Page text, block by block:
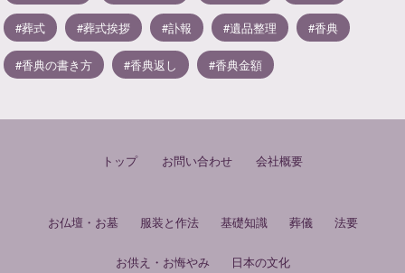
葬式 葬式挨拶 訃報 遺品整理 香典
香典の書き方 香典返し 香典金額
トップ お問い合わせ 会社概要
お仏壇・お墓 服装と作法 基礎知識 葬儀 法要
お供え・お悔やみ 日本の文化